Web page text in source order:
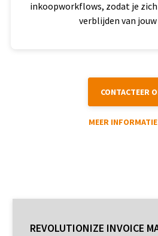
inkoopworkflows, zodat je
verblijden van
CONTACTEER
MEER INFORMATIE
REVOLUTIONIZE INVOICE